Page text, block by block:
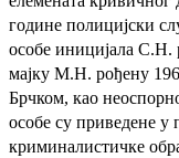
године полицијски
особе иницијала С.Н.
мајку М.Н. рођену
Брчком, као
особе су приведене у
криминалистичке